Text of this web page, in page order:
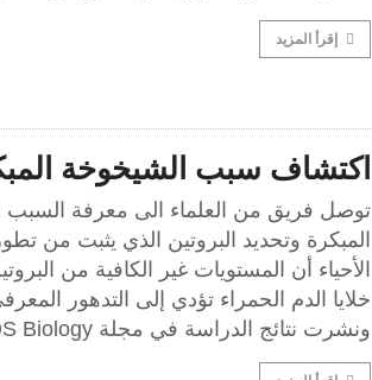
إقرأ المزيد
اكتشاف سبب الشيخوخة
توصل فريق من العلماء الى معرفة السبب
المبكرة وتحديد البروتين الذي يثبت من
الأحياء أن المستويات غير الكافية من
خلايا الدم الحمراء تؤدي إلى التدهور
ونشرت نتائج الدراسة في مجلة PLOS Biology، حيث وجد باحثون…